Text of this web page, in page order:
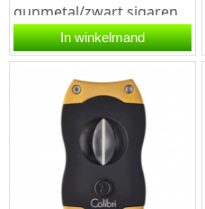
gunmetal/zwart sigaren
knipper Colibri S-Cut is
voorzien van twee
snijmessen van...
In winkelmand